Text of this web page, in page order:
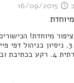
ב 16/09/2015
מעוף 2. זריזות 3. ניסיון